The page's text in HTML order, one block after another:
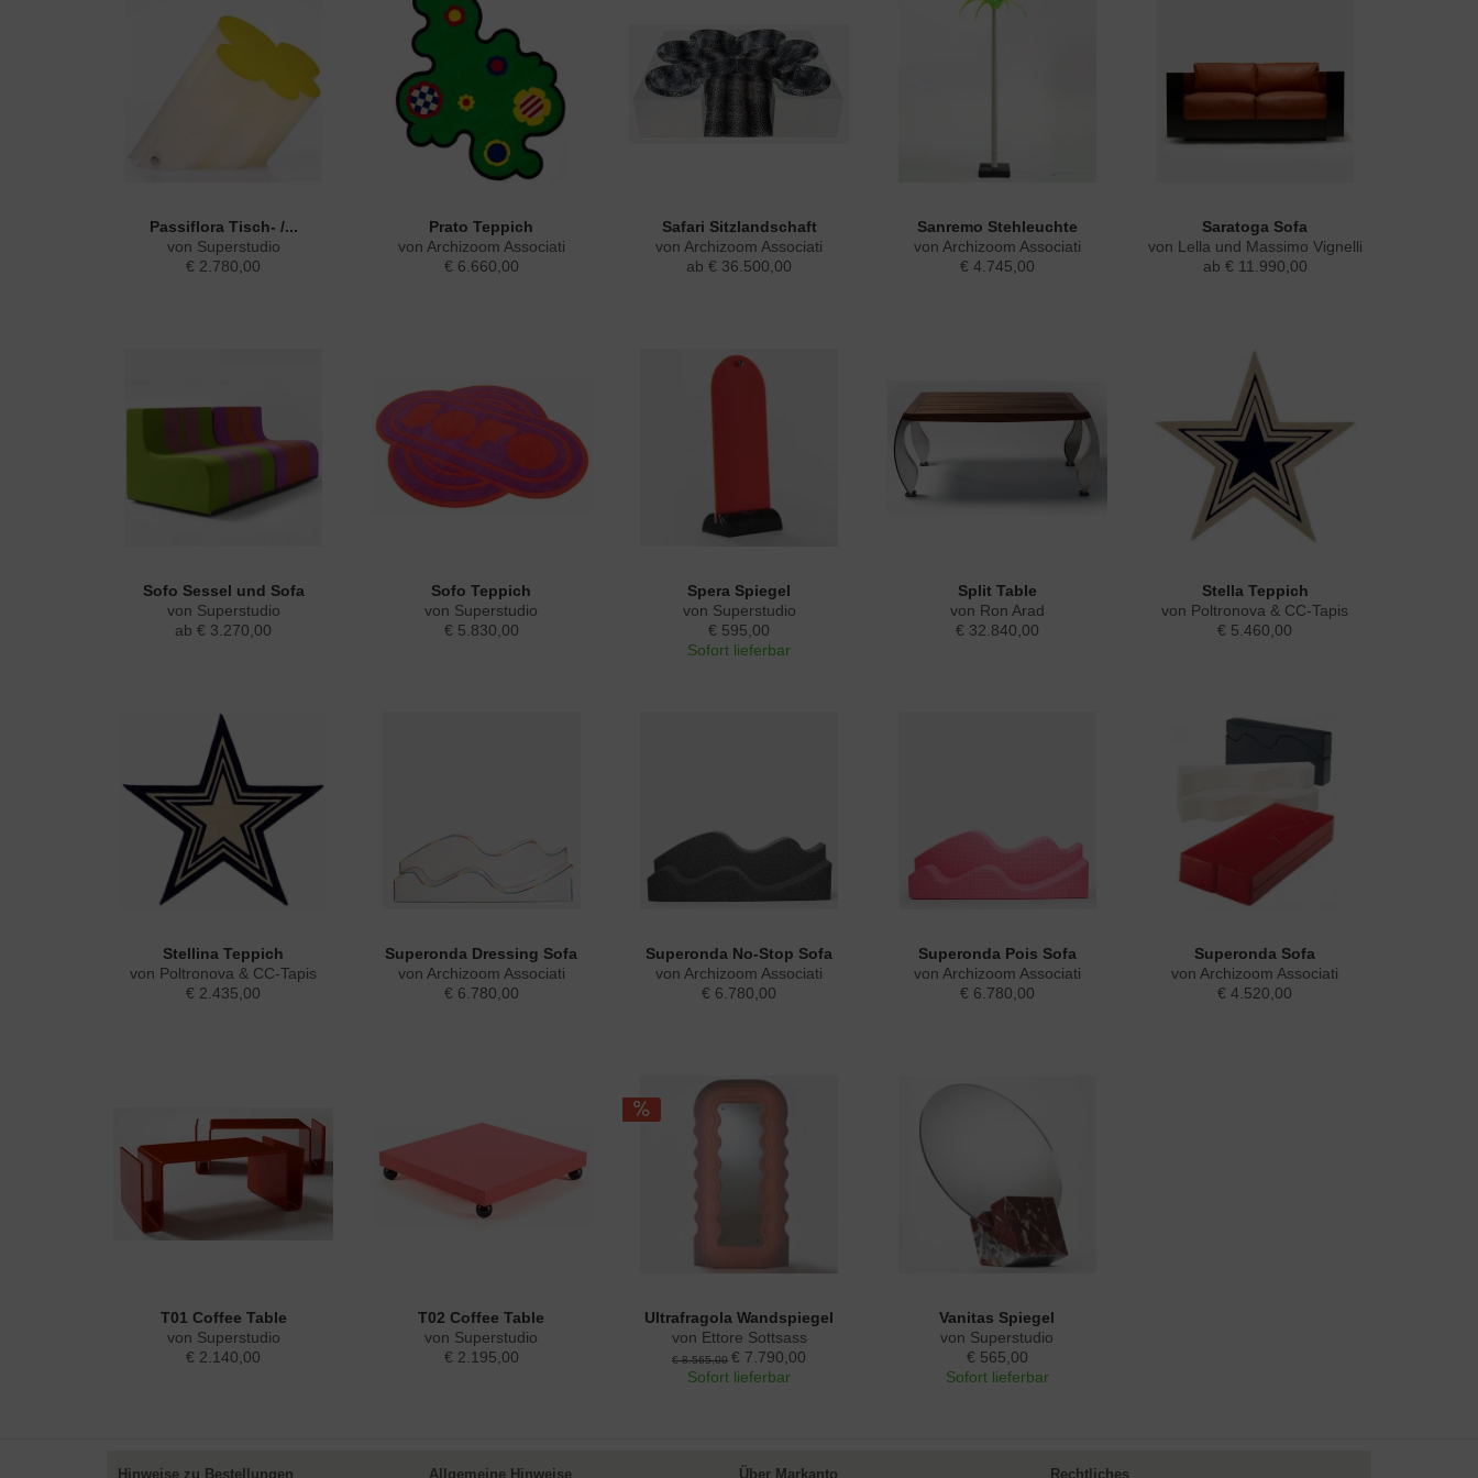
Passiflora Tisch- /...
von Superstudio
€ 2.780,00
Prato Teppich
von Archizoom Associati
€ 6.660,00
Safari Sitzlandschaft
von Archizoom Associati
ab € 36.500,00
Sanremo Stehleuchte
von Archizoom Associati
€ 4.745,00
Saratoga Sofa
von Lella und Massimo Vignelli
ab € 11.990,00
Sofo Sessel und Sofa
von Superstudio
ab € 3.270,00
Sofo Teppich
von Superstudio
€ 5.830,00
Spera Spiegel
von Superstudio
€ 595,00
Sofort lieferbar
Split Table
von Ron Arad
€ 32.840,00
Stella Teppich
von Poltronova & CC-Tapis
€ 5.460,00
Stellina Teppich
von Poltronova & CC-Tapis
€ 2.435,00
Superonda Dressing Sofa
von Archizoom Associati
€ 6.780,00
Superonda No-Stop Sofa
von Archizoom Associati
€ 6.780,00
Superonda Pois Sofa
von Archizoom Associati
€ 6.780,00
Superonda Sofa
von Archizoom Associati
€ 4.520,00
T01 Coffee Table
von Superstudio
€ 2.140,00
T02 Coffee Table
von Superstudio
€ 2.195,00
Ultrafragola Wandspiegel
von Ettore Sottsass
€ 8.565,00 € 7.790,00
Sofort lieferbar
Vanitas Spiegel
von Superstudio
€ 565,00
Sofort lieferbar
Hinweise zu Bestellungen Allgemeine Hinweise Über Markanto Rechtliches